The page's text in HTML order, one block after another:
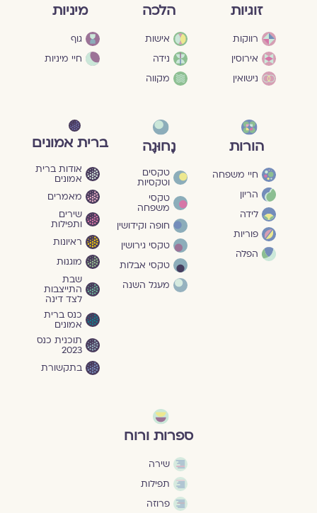
זוגיות
רווקות
אירוסין
נישואין
הלכה
אישות
נידה
מקווה
מיניות
גוף
חיי מיניות
הורות
חיי משפחה
הריון
לידה
פוריות
הפלה
נָחוּגָה
טקסים
וטקסיות
טקסי
משפחה
חופה וקידושין
טקסי גירושין
טקסי אבלות
מעגל השנה
ברית אמונים
אודות ברית
אמונים
מאמרים
שירים
ותפילות
ראיונות
מוגנוּת
שבת
התייצבות
לצד דינה
כנס ברית
אמונים
תוכנית כנס
2023
בתקשורת
ספרות ורוח
שירה
תפילות
פרוזה